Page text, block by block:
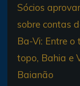
Sócios
sobre contas
Ba-Vi: Entre o
topo, Bahia e
Baianão